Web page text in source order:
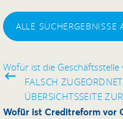
ALLE SUCHERGEBNISSE
Wofür ist die
FALSCH
ÜBERSICHTSSEITE
Wofür ist Creditreform vor